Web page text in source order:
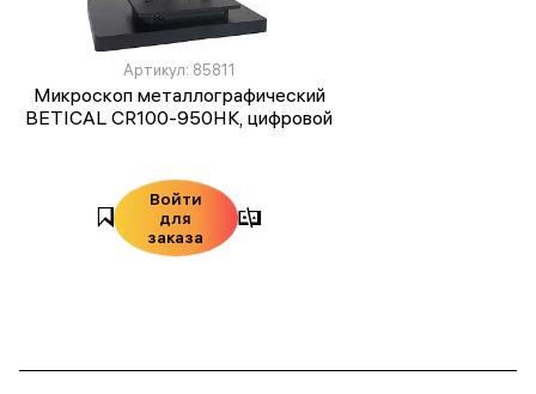
Артикул: 85811
Микроскоп металлографический
BETICAL CR100-950HK, цифровой
Войти
для
заказа